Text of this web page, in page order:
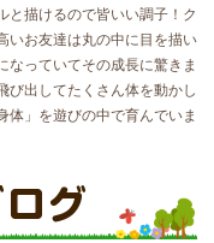
と描けるので皆いい調子！ク
いお友達は丸の中に目を描い
なっていてその成長に驚きま
び出してたくさん体を動かし
」を遊びの中で育んでいま